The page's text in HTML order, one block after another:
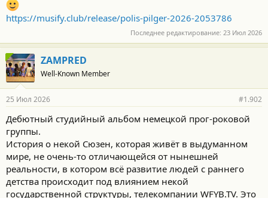
https://musify.club/release/polis-pilger-2026-2053786
Последнее редактирование: 23 Июл 2026
ZAMPRED
Well-Known Member
25 Июл 2026 #1.902
Дебютный студийный альбом немецкой прог-роковой
группы.
История о некой Сюзен, которая живёт в выдуманном
мире, не очень-то отличающейся от нынешней
реальности, в котором всё развитие людей с раннего
детства происходит под влиянием некой
государственной структуры, телекомпании WFYB.TV. Это